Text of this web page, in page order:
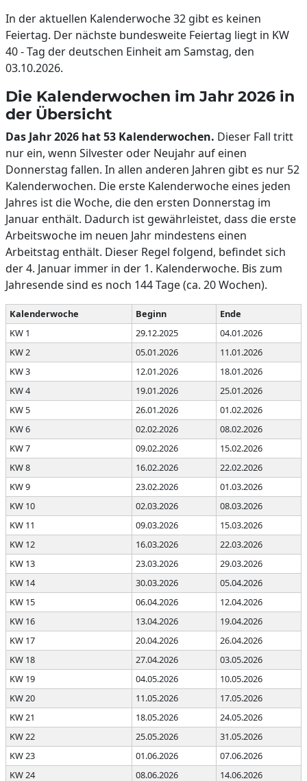
In der aktuellen Kalenderwoche 32 gibt es keinen
Feiertag. Der nächste bundesweite Feiertag liegt in KW
40 - Tag der deutschen Einheit am Samstag, den
03.10.2026.
Die Kalenderwochen im Jahr 2026 in
der Übersicht
Das Jahr 2026 hat 53 Kalenderwochen. Dieser Fall tritt
nur ein, wenn Silvester oder Neujahr auf einen
Donnerstag fallen. In allen anderen Jahren gibt es nur 52
Kalenderwochen. Die erste Kalenderwoche eines jeden
Jahres ist die Woche, die den ersten Donnerstag im
Januar enthält. Dadurch ist gewährleistet, dass die erste
Arbeitswoche im neuen Jahr mindestens einen
Arbeitstag enthält. Dieser Regel folgend, befindet sich
der 4. Januar immer in der 1. Kalenderwoche. Bis zum
Jahresende sind es noch 144 Tage (ca. 20 Wochen).
Kalenderwoche Beginn
Ende
KW 1
29.12.2025
04.01.2026
KW 2
05.01.2026
11.01.2026
KW 3
12.01.2026
18.01.2026
KW 4
19.01.2026
25.01.2026
KW 5
26.01.2026
01.02.2026
KW 6
02.02.2026
08.02.2026
KW 7
09.02.2026
15.02.2026
KW 8
16.02.2026
22.02.2026
KW 9
23.02.2026
01.03.2026
KW 10
02.03.2026
08.03.2026
KW 11
09.03.2026
15.03.2026
KW 12
16.03.2026
22.03.2026
KW 13
23.03.2026
29.03.2026
KW 14
30.03.2026
05.04.2026
KW 15
06.04.2026
12.04.2026
KW 16
13.04.2026
19.04.2026
KW 17
20.04.2026
26.04.2026
KW 18
27.04.2026
03.05.2026
KW 19
04.05.2026
10.05.2026
KW 20
11.05.2026
17.05.2026
KW 21
18.05.2026
24.05.2026
KW 22
25.05.2026
31.05.2026
KW 23
01.06.2026
07.06.2026
KW 24
08.06.2026 14.06.2026